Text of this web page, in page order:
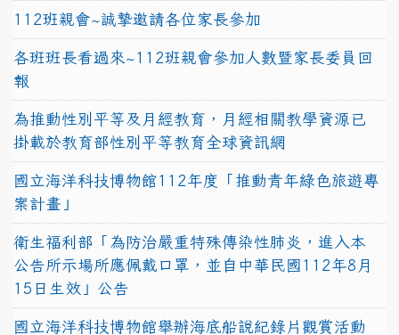
112班親會~誠摯邀請各位家長參加
各班班長看過來~112班親會參加人數暨家長委員回
報
為推動性別平等及月經教育，月經相關教學資源已
掛載於教育部性別平等教育全球資訊網
國立海洋科技博物館112年度「推動青年綠色旅遊專
案計畫」
衛生福利部「為防治嚴重特殊傳染性肺炎，進入本
公告所示場所應佩戴口罩，並自中華民國112年8月
15日生效」公告
國立海洋科技博物館舉辦海底船說紀錄片觀賞活動